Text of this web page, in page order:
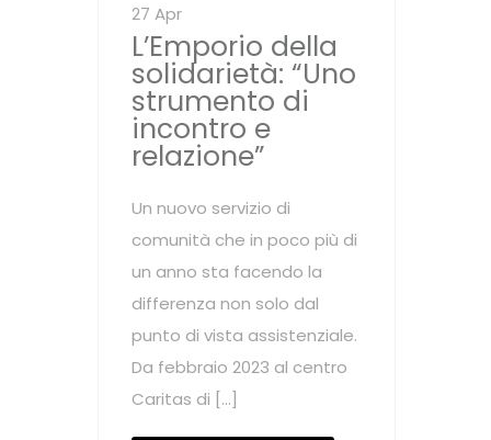
27 Apr
L’Emporio della
solidarietà: “Uno
strumento di
incontro e
relazione”
Un nuovo servizio di
comunità che in poco più di
un anno sta facendo la
differenza non solo dal
punto di vista assistenziale.
Da febbraio 2023 al centro
Caritas di […]